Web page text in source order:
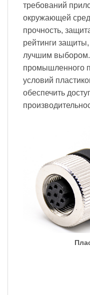
требований
окружающей
прочность,
рейтинги
лучшим выбором.
промышленного
условий
обеспечить